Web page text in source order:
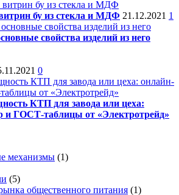
бу из стекла и МДФ 21.12.2021 1
свойства изделий из него
0
КТП для завода или цеха:
и ГОСТ-таблицы от «Электротрейд»
механизмы (1)
(5)
общественного питания (1)